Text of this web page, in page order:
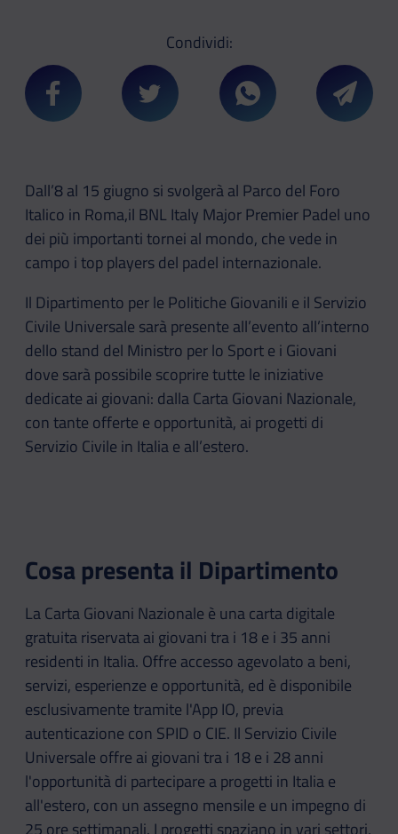
Condividi:
Condividi su FacebookCondividi su TwitterCondividi su
Dall’8 al 15 giugno si svolgerà al Parco del Foro
Italico in Roma,il BNL Italy Major Premier Padel uno
dei più importanti tornei al mondo, che vede in
campo i top players del padel internazionale.
Il Dipartimento per le Politiche Giovanili e il Servizio
Civile Universale sarà presente all’evento all’interno
dello stand del Ministro per lo Sport e i Giovani
dove sarà possibile scoprire tutte le iniziative
dedicate ai giovani: dalla Carta Giovani Nazionale,
con tante offerte e opportunità, ai progetti di
Servizio Civile in Italia e all’estero.
Cosa presenta il Dipartimento
La Carta Giovani Nazionale è una carta digitale
gratuita riservata ai giovani tra i 18 e i 35 anni
residenti in Italia. Offre accesso agevolato a beni,
servizi, esperienze e opportunità, ed è disponibile
esclusivamente tramite l'App IO, previa
autenticazione con SPID o CIE. Il Servizio Civile
Universale offre ai giovani tra i 18 e i 28 anni
l'opportunità di partecipare a progetti in Italia e
all'estero, con un assegno mensile e un impegno di
25 ore settimanali. I progetti spaziano in vari settori,